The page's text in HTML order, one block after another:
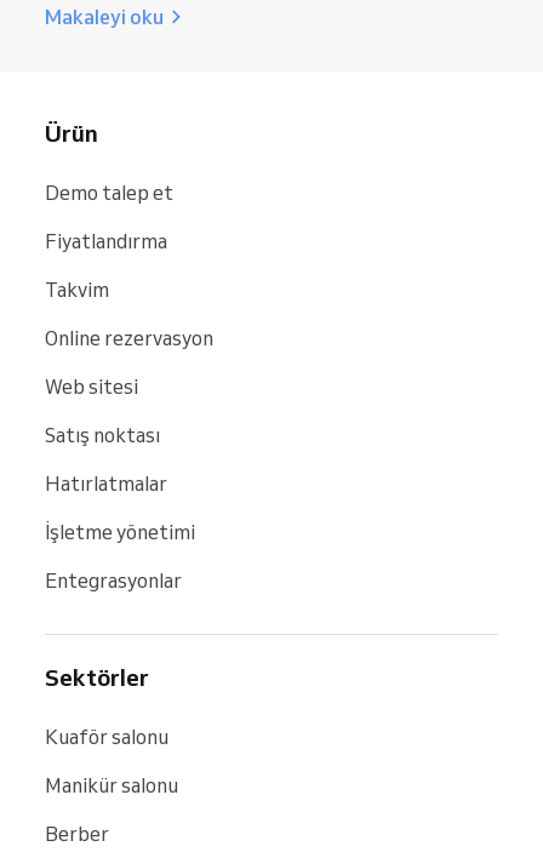
Makaleyi oku
Ürün
Demo talep et
Fiyatlandırma
Takvim
Online rezervasyon
Web sitesi
Satış noktası
Hatırlatmalar
İşletme yönetimi
Entegrasyonlar
Sektörler
Kuaför salonu
Manikür salonu
Berber